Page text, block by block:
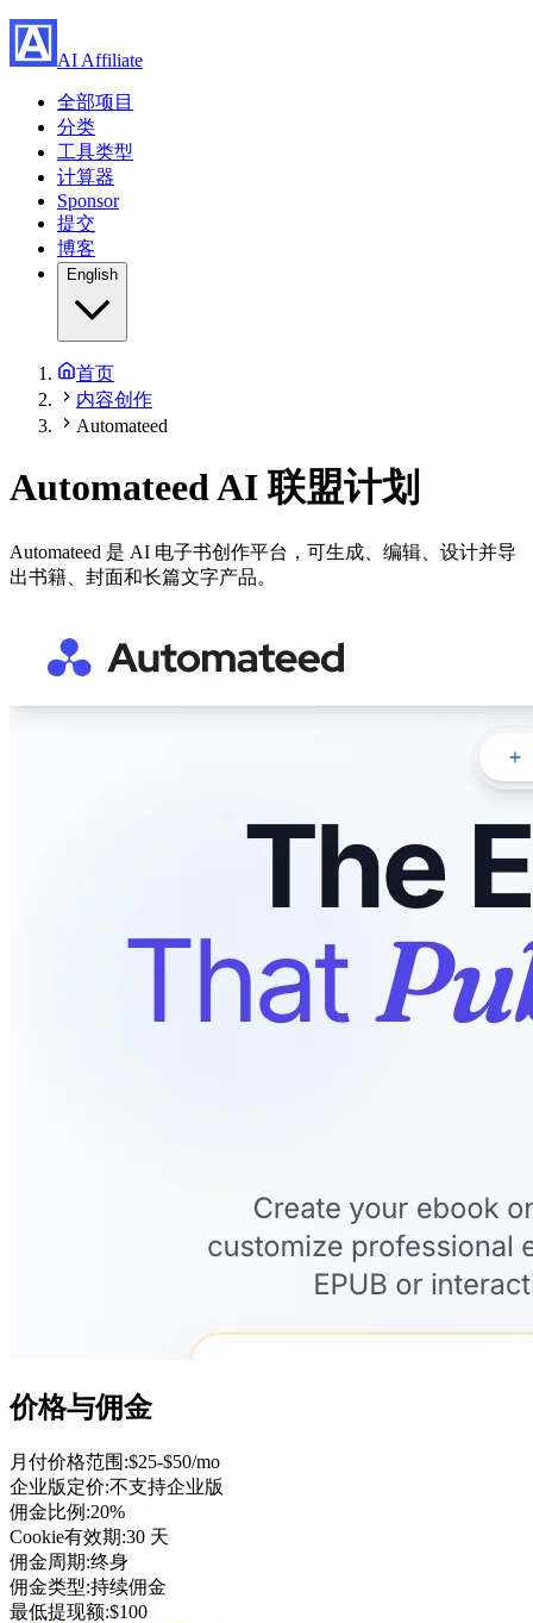
AI Affiliate
全部项目
分类
工具类型
计算器
Sponsor
提交
博客
English
首页
内容创作
Automateed
AutomateedAI 联盟计划
Automateed 是 AI 电子书创作平台，可生成、编辑、设计并导
出书籍、封面和长篇文字产品。
价格与佣金
月付价格范围 :$25-$50/mo
企业版定价:不支持企业版
佣金比例 :20%
Cookie有效期:30 天
佣金周期:终身
佣金类型:持续佣金
最低提现额:$100